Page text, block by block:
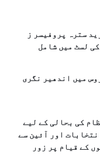
سترہ پروفیسر ز
لسٹ میں شامل
میں اندھیر نگری
کی بحالی کے لیے
اور آئین سے
کے قیام پر زور